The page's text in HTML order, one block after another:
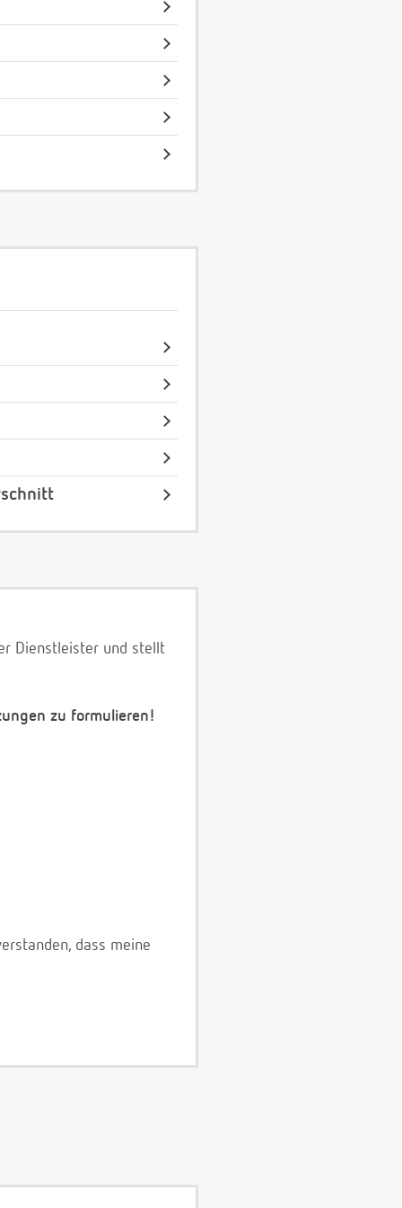
Dienstleister und stellt
zu formulieren!
dass meine